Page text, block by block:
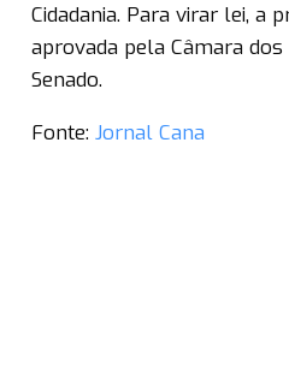
Cidadania. Para virar lei, a
aprovada pela Câmara
Senado.
Fonte: Jornal Cana